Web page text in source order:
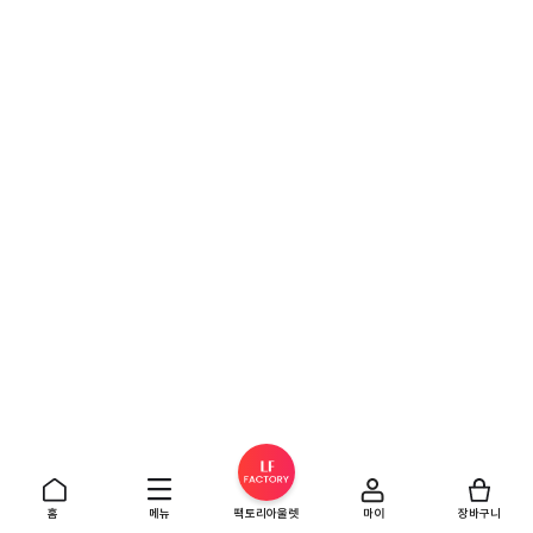
홈 메뉴 팩토리아울렛 마이 장바구니